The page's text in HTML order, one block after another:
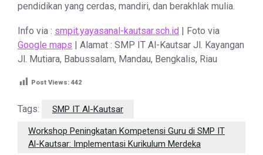
pendidikan yang cerdas, mandiri, dan berakhlak mulia.
Info via : smpit.yayasanal-kautsar.sch.id
| Foto via
Google maps | Alamat : SMP IT Al-Kautsar Jl. Kayangan
Jl. Mutiara, Babussalam, Mandau, Bengkalis, Riau
Post Views: 442
Tags: SMP IT Al-Kautsar
Workshop Peningkatan Kompetensi Guru di SMP IT
Al-Kautsar: Implementasi Kurikulum Merdeka